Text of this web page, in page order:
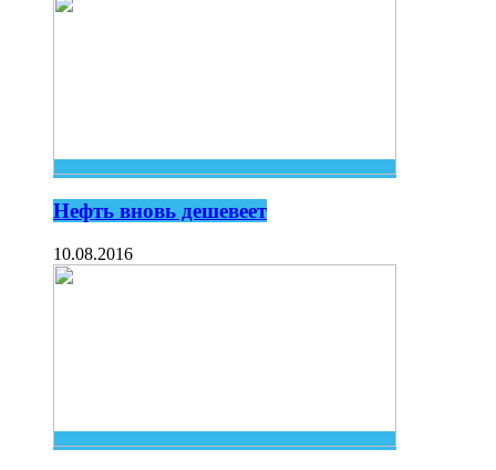
Нефть вновь дешевеет
10.08.2016